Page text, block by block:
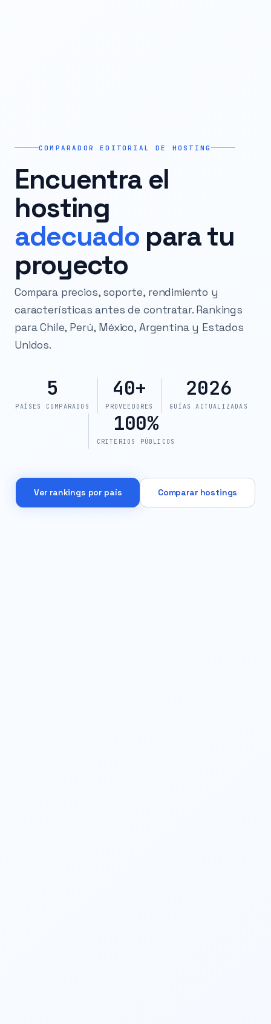
COMPARADOR EDITORIAL DE HOSTING
Encuentra el
hosting
adecuado para tu
proyecto
Compara precios, soporte, rendimiento y
características antes de contratar. Rankings
para Chile, Perú, México, Argentina y Estados
Unidos.
5
PAÍSES COMPARADOS
40+
PROVEEDORES
2026
GUÍAS ACTUALIZADAS
100%
CRITERIOS PÚBLICOS
Ver rankings por país Comparar hostings